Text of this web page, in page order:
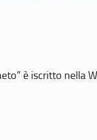
è iscritto nella